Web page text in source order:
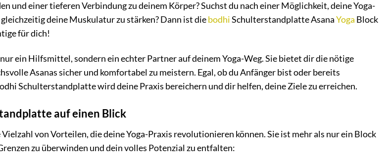
und einer tieferen Verbindung zu deinem Körper? Suchst du nach einer Möglichkeit, deine Yoga-
deine Muskulatur zu stärken? Dann ist diebodhiSchulterstandplatte AsanaYoga Block
für dich!
ein Hilfsmittel, sondern ein echter Partner auf deinem Yoga-Weg. Sie bietet dir die nötige
Asanas sicher und komfortabel zu meistern. Egal, ob du Anfänger bist oder bereits
Schulterstandplatte wird deine Praxis bereichern und dir helfen, deine Ziele zu erreichen.
auf einen Blick
von Vorteilen, die deine Yoga-Praxis revolutionieren können. Sie ist mehr als nur ein Block
zu überwinden und dein volles Potenzial zu entfalten: